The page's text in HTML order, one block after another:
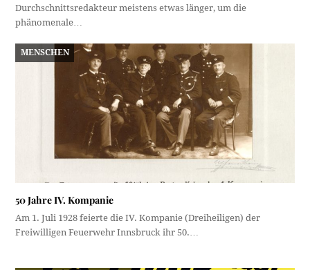
Durchschnittsredakteur meistens etwas länger, um die
phänomenale…
MENSCHEN
50 Jahre IV. Kompanie
Am 1. Juli 1928 feierte die IV. Kompanie (Dreiheiligen) der
Freiwilligen Feuerwehr Innsbruck ihr 50.…